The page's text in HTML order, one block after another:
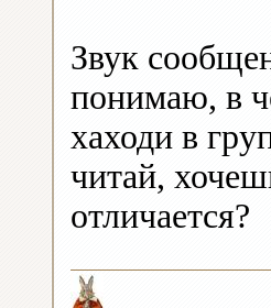
Звук
понимаю, в
хаходи в
читай,
отличается?